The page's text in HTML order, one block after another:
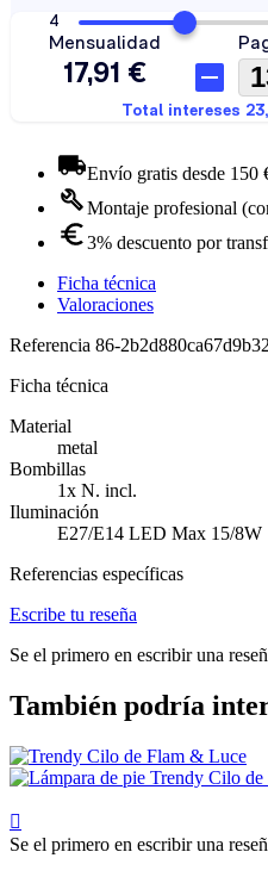
Envío gratis desde 150
Montaje profesional
3% descuento por
Ficha técnica
Valoraciones
Referencia 86-
Ficha técnica
Material
metal
Bombillas
1x N. incl.
Iluminación
E27/E14 LED Max 15/8W
Referencias específicas
Escribe tu reseña
Se el primero en escribir una
También podría

Se el primero en escribir una